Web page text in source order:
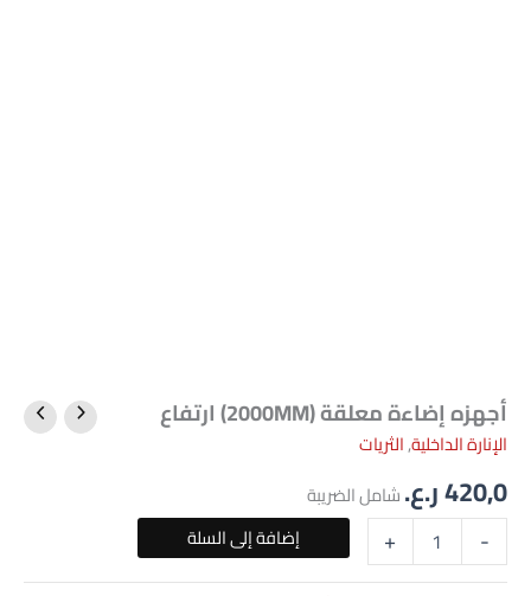
أجهزه إضاءة معلقة (2000MM) ارتفاع
الإنارة الداخلية,الثريات
420,0ر.ع.شامل الضريبة
-
كمية
أجهزه
إضاءة
معلقة
(2000MM)
ارتفاع + إضافة إلى السلة